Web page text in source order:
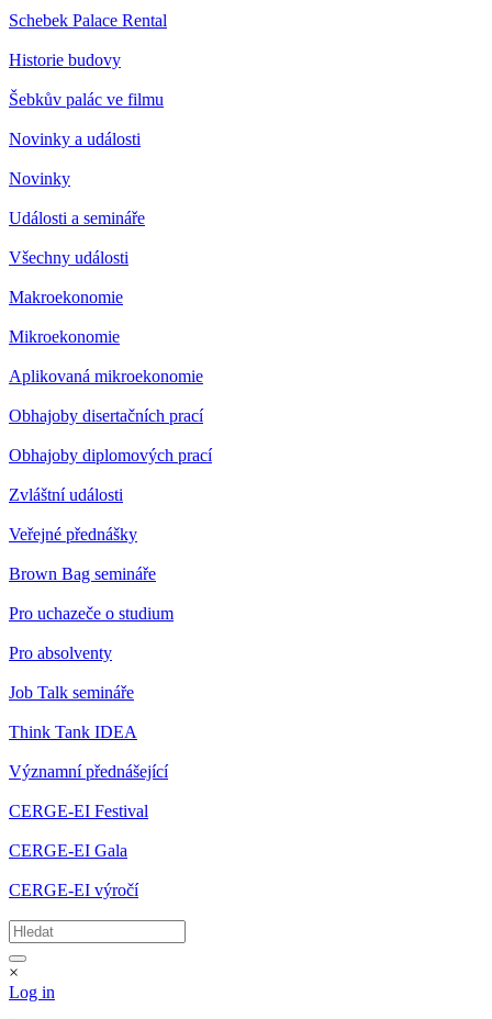
Schebek Palace Rental
Historie budovy
Šebkův palác ve filmu
Novinky a události
Novinky
Události a semináře
Všechny události
Makroekonomie
Mikroekonomie
Aplikovaná mikroekonomie
Obhajoby disertačních prací
Obhajoby diplomových prací
Zvláštní události
Veřejné přednášky
Brown Bag semináře
Pro uchazeče o studium
Pro absolventy
Job Talk semináře
Think Tank IDEA
Významní přednášející
CERGE-EI Festival
CERGE-EI Gala
CERGE-EI výročí
×
Log in